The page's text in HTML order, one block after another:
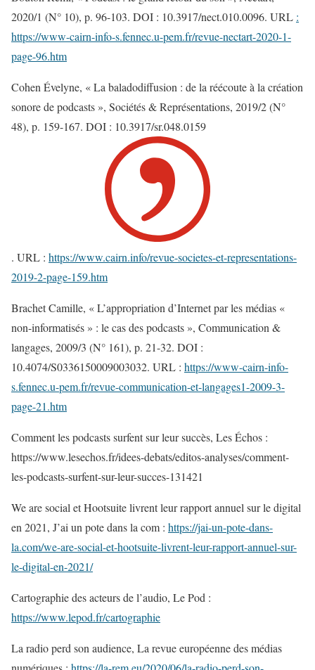
2020/1 (N° 10), p. 96-103. DOI : 10.3917/nect.010.0096. URL :
https://www-cairn-info-s.fennec.u-pem.fr/revue-nectart-2020-1-
page-96.htm
Cohen Évelyne, « La baladodiffusion : de la réécoute à la création
sonore de podcasts », Sociétés & Représentations, 2019/2 (N°
48), p. 159-167. DOI : 10.3917/sr.048.0159
. URL : https://www.cairn.info/revue-societes-et-representations-
2019-2-page-159.htm
Brachet Camille, « L’appropriation d’Internet par les médias «
non-informatisés » : le cas des podcasts », Communication &
langages, 2009/3 (N° 161), p. 21-32. DOI :
10.4074/S0336150009003032. URL : https://www-cairn-info-
s.fennec.u-pem.fr/revue-communication-et-langages1-2009-3-
page-21.htm
Comment les podcasts surfent sur leur succès, Les Échos :
https://www.lesechos.fr/idees-debats/editos-analyses/comment-
les-podcasts-surfent-sur-leur-succes-131421
We are social et Hootsuite livrent leur rapport annuel sur le digital
en 2021, J’ai un pote dans la com : https://jai-un-pote-dans-
la.com/we-are-social-et-hootsuite-livrent-leur-rapport-annuel-sur-
le-digital-en-2021/
Cartographie des acteurs de l’audio, Le Pod :
https://www.lepod.fr/cartographie
La radio perd son audience, La revue européenne des médias